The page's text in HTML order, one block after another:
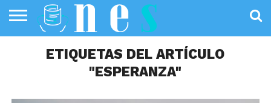
PÚBLICA
SANIDAD
INVESTIGACIÓN
ENTREVISTAS
PROFESIONALES
DE LA SALUD
INFOGRAFÍAS
DE SALUD
OPINIÓNETIQUETAS DEL ARTÍCULO
"ESPERANZA"